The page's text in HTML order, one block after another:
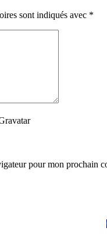
sont indiqués avec *
pour mon prochain